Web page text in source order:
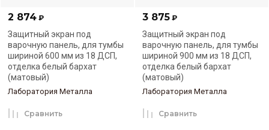
2 874 ₽
Защитный экран под
варочную панель, для тумбы
шириной 600 мм из 18 ДСП,
отделка белый бархат
(матовый)
Лаборатория Металла
Сравнить
3 875 ₽
Защитный экран под
варочную панель, для тумбы
шириной 900 мм из 18 ДСП,
отделка белый бархат
(матовый)
Лаборатория Металла
Сравнить